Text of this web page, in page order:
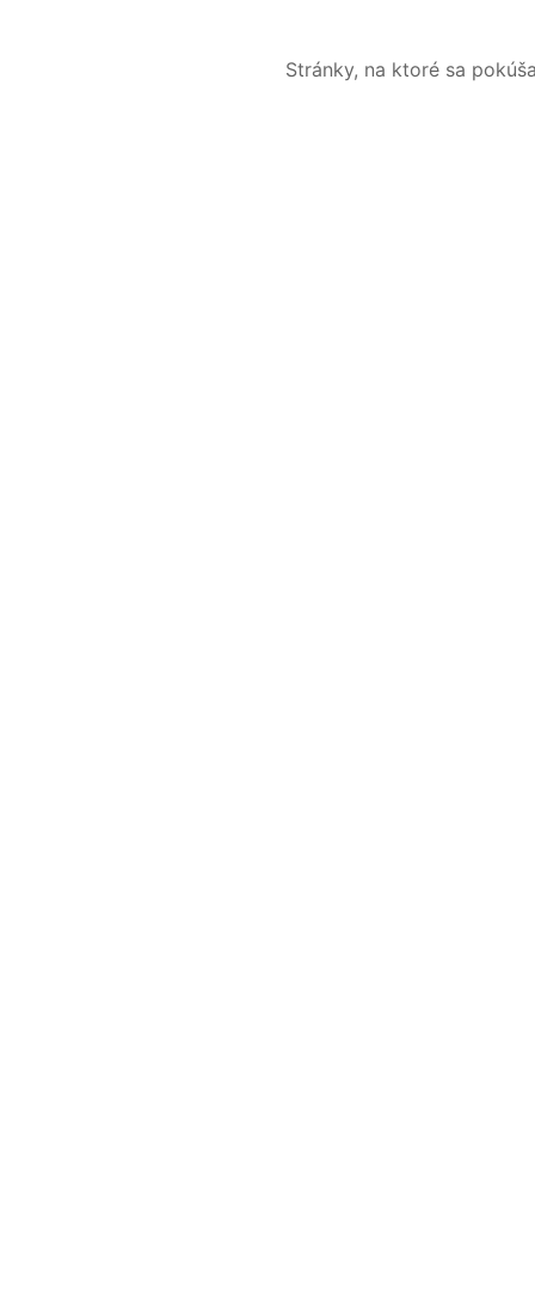
Stránky, na ktoré sa